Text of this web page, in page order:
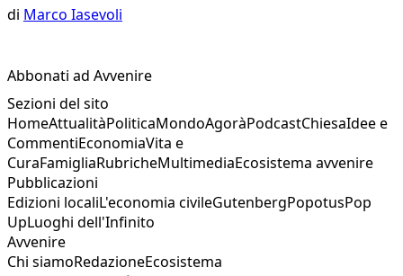
di Marco Iasevoli
Abbonati ad Avvenire
Sezioni del sito
HomeAttualitàPoliticaMondoAgoràPodcastChiesaIdee e
CommentiEconomiaVita e
CuraFamigliaRubricheMultimediaEcosistema avvenire
Pubblicazioni
Edizioni localiL'economia civileGutenbergPopotusPop
UpLuoghi dell'Infinito
Avvenire
Chi siamoRedazioneEcosistema